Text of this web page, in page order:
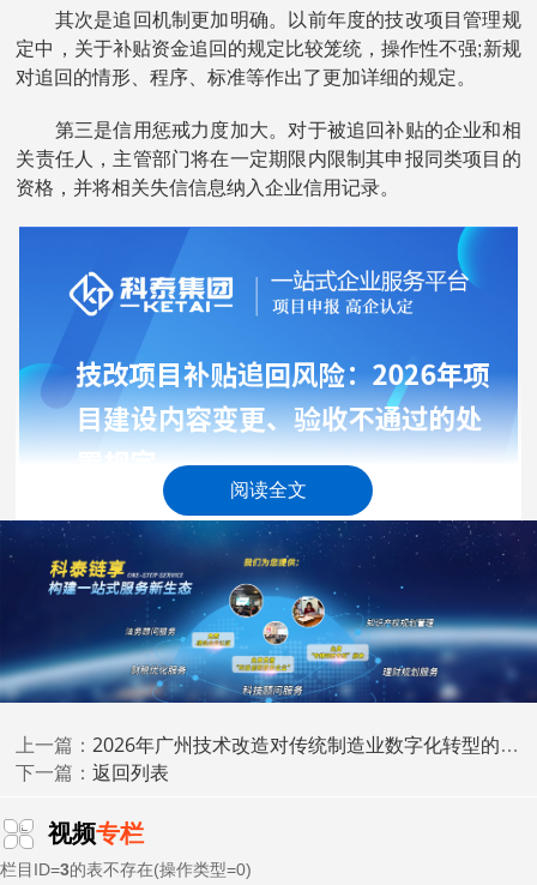
其次是追回机制更加明确。以前年度的技改项目管理规
定中，关于补贴资金追回的规定比较笼统，操作性不强;新规
对追回的情形、程序、标准等作出了更加详细的规定。
第三是信用惩戒力度加大。对于被追回补贴的企业和相
关责任人，主管部门将在一定期限内限制其申报同类项目的
资格，并将相关失信信息纳入企业信用记录。
二、项目建设内容变更的处置规定
(一)什么是项目建设内容变更
技改项目的建设内容是申报时经主管部门审核确认的项
目实施方案，包括但不限于：项目建设地点、主要设备清
单、技术工艺路线、建设规模、预期目标等。项目建设内容
一旦确定，原则上不得随意变更。
在项目实施过程中，如果因市场变化、技术进步、企业
经营策略调整等原因确需变更建设内容的，应当按照规定程
阅读全文
上一篇： 2026年广州技术改造对传统制造业数字化转型的专项支持：工业互联网与智能制造项目
下一篇：返回列表
视频专栏
栏目ID=3的表不存在(操作类型=0)